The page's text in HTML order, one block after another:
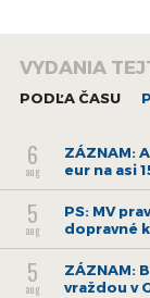
VYDANIA
PODĽA ČASU
6
aug
ZÁZNAM:
eur na asi
5
aug
PS: MV
dopravné
5
aug
ZÁZNAM:
vraždou v